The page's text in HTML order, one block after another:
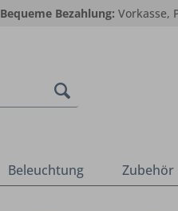
Bequeme Bezahlung: Vorkasse,
Beleuchtung Zubehör